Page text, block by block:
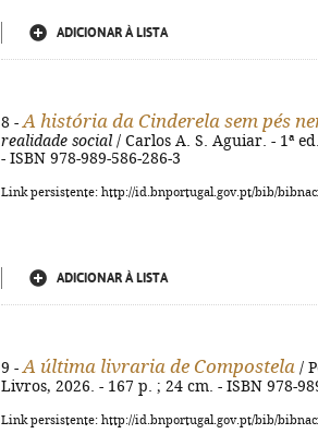
ADICIONAR À LISTA
8 - A história da Cinderela sem pés
realidade social / Carlos A. S. Aguiar. - 1ª
- ISBN 978-989-586-286-3
Link persistente: http://id.bnportugal.gov.pt/bib/
ADICIONAR À LISTA
9 - A última livraria de Compostela /
Livros, 2026. - 167 p. ; 24 cm. - ISBN 978-
Link persistente: http://id.bnportugal.gov.pt/bib/